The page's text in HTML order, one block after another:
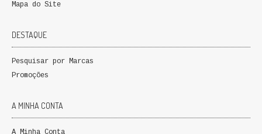
Mapa do Site
DESTAQUE
Pesquisar por Marcas
Promoções
A MINHA CONTA
A Minha Conta